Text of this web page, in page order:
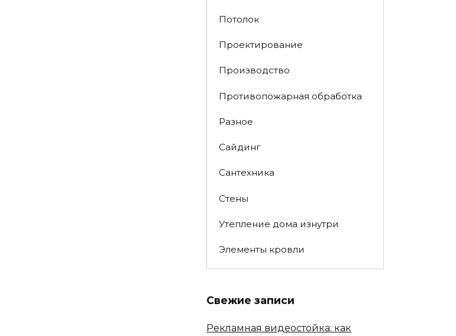
Потолок
Проектирование
Производство
Противопожарная обработка
Разное
Сайдинг
Сантехника
Стены
Утепление дома изнутри
Элементы кровли
Свежие записи
Рекламная видеостойка: как